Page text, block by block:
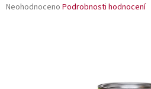
Průměrné
Neohodnoceno Podrobnosti hodnocení